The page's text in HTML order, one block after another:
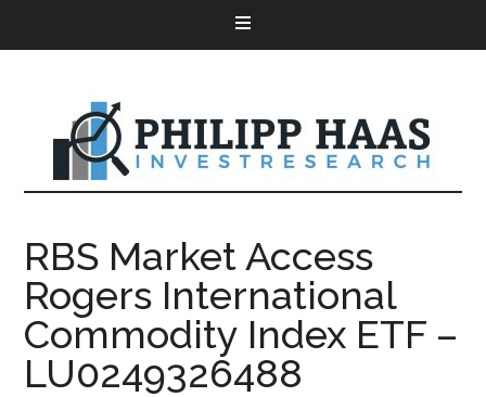
RBS Market Access
Rogers International
Commodity Index ETF –
LU0249326488